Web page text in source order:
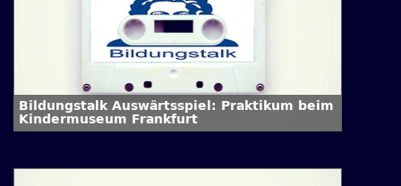
Bildungstalk Auswärtsspiel: Praktikum beim
Kindermuseum Frankfurt